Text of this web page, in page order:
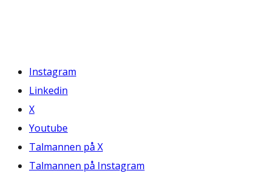
Instagram
Linkedin
X
Youtube
Talmannen på X
Talmannen på Instagram